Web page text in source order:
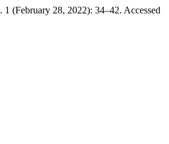
1 (February 28, 2022): 34–42. Accessed